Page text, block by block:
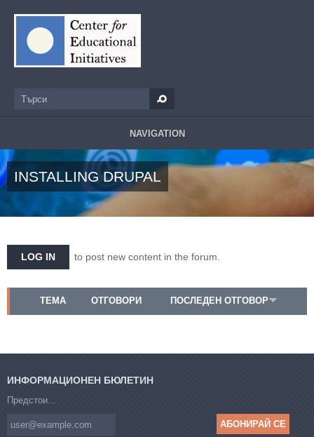
Търси
NAVIGATION
INSTALLING DRUPAL
LOG IN to post new content in the forum.
ТЕМА ОТГОВОРИ ПОСЛЕДЕН ОТГОВОР
ИНФОРМАЦИОНЕН БЮЛЕТИН
Предстои...